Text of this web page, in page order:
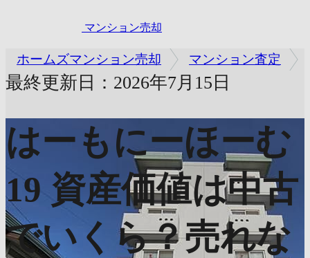
マンション売却
ホームズマンション売却 マンション査定
最終更新日：2026年7月15日
はーもにーほーむ
19 資産価値は中古
でいくら？売れな